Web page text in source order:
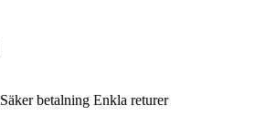
Säker betalning Enkla returer